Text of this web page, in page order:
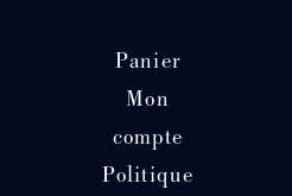
Panier
Mon
compte
Politique